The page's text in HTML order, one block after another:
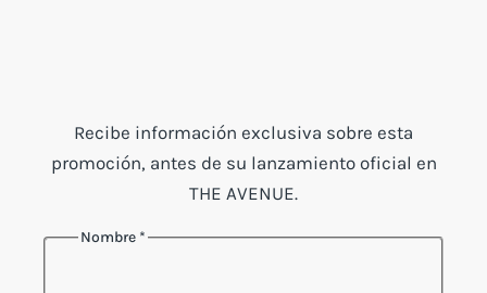
Recibe información exclusiva sobre esta
promoción, antes de su lanzamiento oficial en
THE AVENUE.
Nombre *